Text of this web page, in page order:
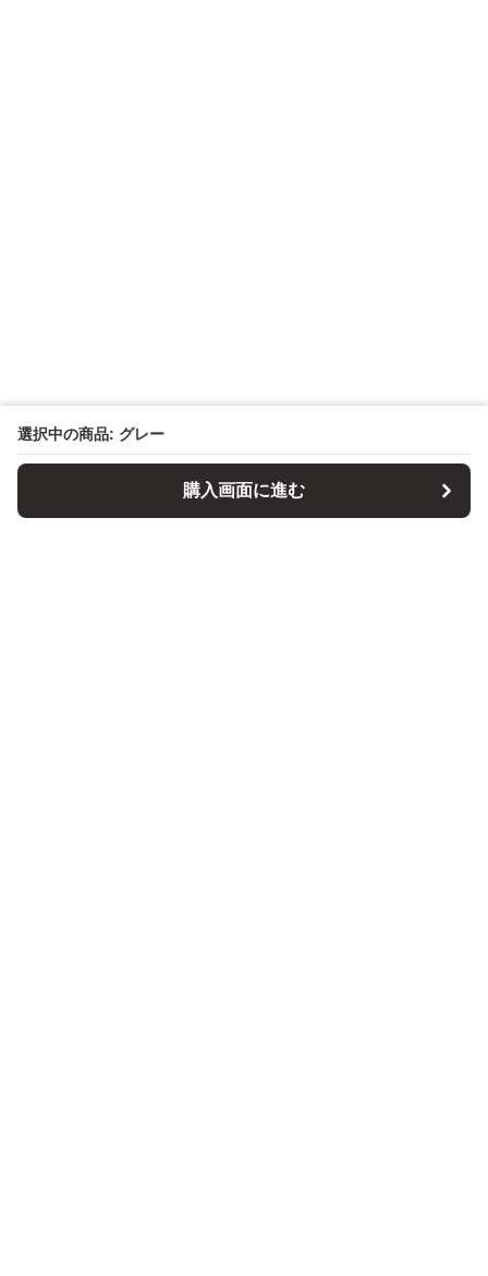
選択中の商品: グレー
購入画面に進む